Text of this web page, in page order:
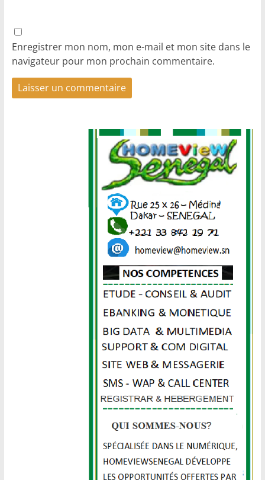
Enregistrer mon nom, mon e-mail et mon site dans le
navigateur pour mon prochain commentaire.